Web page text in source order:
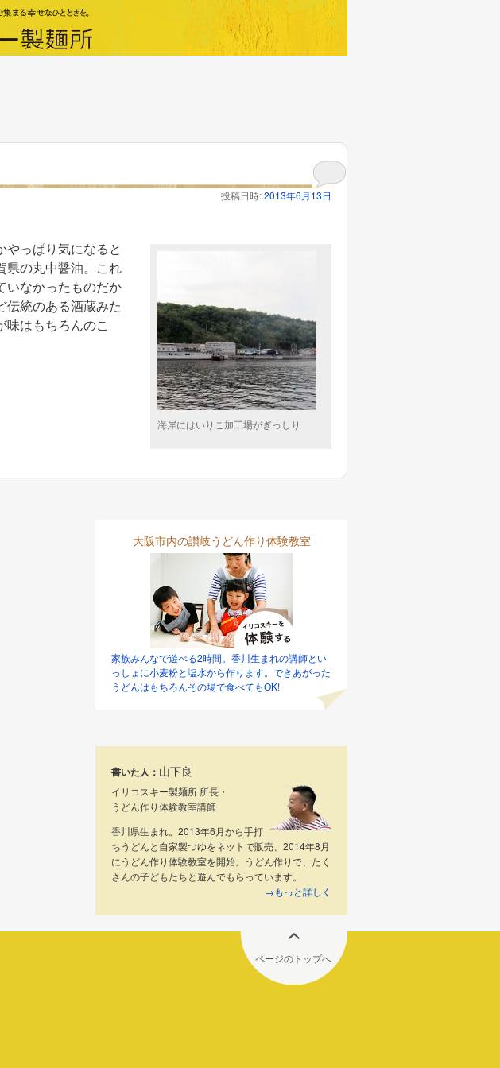
投稿日時:2013年6月13日
海岸にはいりこ加工場がぎっしり
っぱり気になると
県の丸中醤油。これ
いなかったものだか
伝統のある酒蔵みた
味はもちろんのこ
大阪市内の讃岐うどん作り体験教室
家族みんなで遊べる2時間。香川生まれの講師とい
っしょに小麦粉と塩水から作ります。できあがった
うどんはもちろんその場で食べてもOK!
書いた人： 山下良
イリコスキー製麺所 所長・
うどん作り体験教室講師
香川県生まれ。2013年6月から手打
ちうどんと自家製つゆをネットで販売、2014年8月
にうどん作り体験教室を開始。うどん作りで、たく
さんの子どもたちと遊んでもらっています。
→もっと詳しく
ページのトップへ